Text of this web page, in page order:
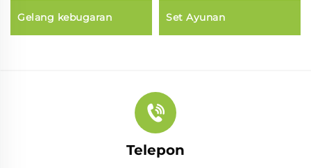
Gelang kebugaran Set Ayunan
Telepon